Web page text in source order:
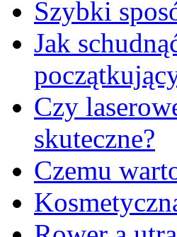
Szybki
Jak
Czy
skuteczne?
Czemu